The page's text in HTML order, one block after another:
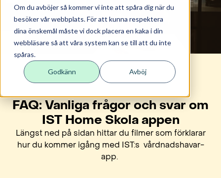
Om du avböjer så kommer vi inte att spåra dig när du
besöker vår webbplats. För att kunna respektera
dina önskemål måste vi dock placera en kaka i din
webbläsare så att våra system kan se till att du inte
spåras.
Godkänn Avböj
FAQ: Vanliga frågor och svar om
IST Home Skola appen
Längst ned på sidan hittar du filmer som förklarar
hur du kommer igång med IST:s vårdnadshavar-
app.